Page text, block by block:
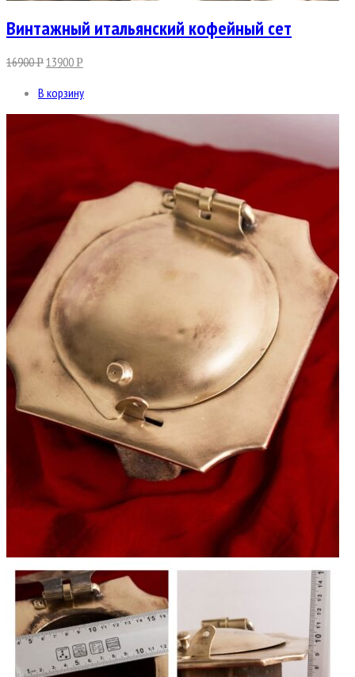
Винтажный итальянский кофейный сет
16900Р13900Р
В корзину